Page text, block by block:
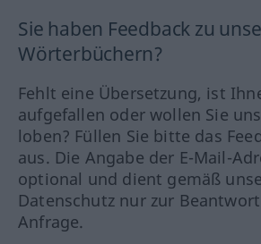
Sie haben Feedback zu
Wörterbüchern?
Fehlt eine Übersetzung, ist
aufgefallen oder wollen Sie
loben? Füllen Sie bitte das
aus. Die Angabe der E-Mail-
optional und dient gemäß
Datenschutz nur zur
Anfrage.